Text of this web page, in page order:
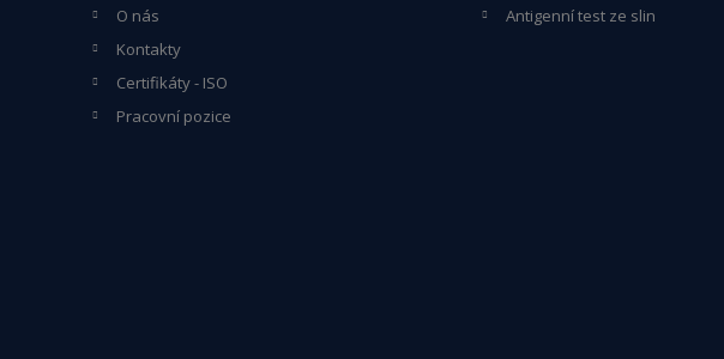
O nás
Kontakty
Certifikáty - ISO
Pracovní pozice
Antigenní test ze slin